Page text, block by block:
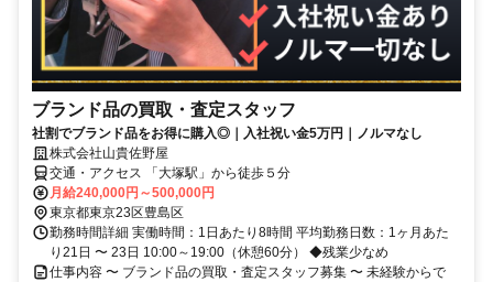
ブランド品の買取・査定スタッフ
社割でブランド品をお得に購入◎｜入社祝い金5万円｜ノルマなし
株式会社山貴佐野屋
交通・アクセス 「大塚駅」から徒歩５分
月給240,000円～500,000円
東京都東京23区豊島区
勤務時間詳細 実働時間：1日あたり8時間 平均勤務日数：1ヶ月あた
り21日 〜 23日 10:00～19:00（休憩60分） ◆残業少なめ
仕事内容 〜 ブランド品の買取・査定スタッフ募集 〜 未経験からで